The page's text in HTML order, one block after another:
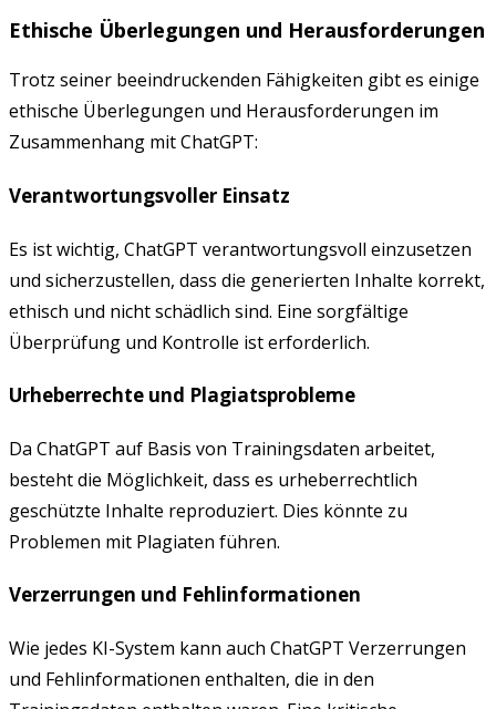
Ethische Überlegungen und Herausforderungen
Trotz seiner beeindruckenden Fähigkeiten gibt es einige
ethische Überlegungen und Herausforderungen im
Zusammenhang mit ChatGPT:
Verantwortungsvoller Einsatz
Es ist wichtig, ChatGPT verantwortungsvoll einzusetzen
und sicherzustellen, dass die generierten Inhalte korrekt,
ethisch und nicht schädlich sind. Eine sorgfältige
Überprüfung und Kontrolle ist erforderlich.
Urheberrechte und Plagiatsprobleme
Da ChatGPT auf Basis von Trainingsdaten arbeitet,
besteht die Möglichkeit, dass es urheberrechtlich
geschützte Inhalte reproduziert. Dies könnte zu
Problemen mit Plagiaten führen.
Verzerrungen und Fehlinformationen
Wie jedes KI-System kann auch ChatGPT Verzerrungen
und Fehlinformationen enthalten, die in den